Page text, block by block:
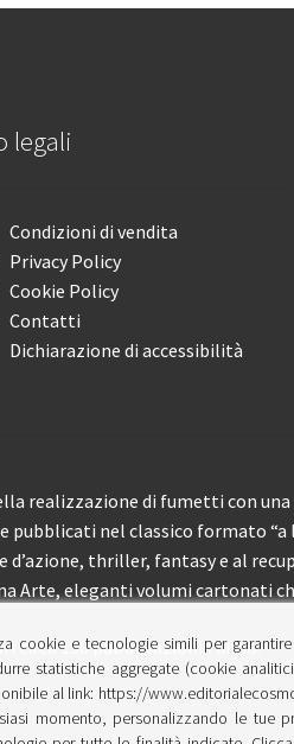
legali
Condizioni di vendita
Privacy Policy
Cookie Policy
Contatti
Dichiarazione di accessibilità
realizzazione di fumetti con
pubblicati nel classico formato
thriller, fantasy e al
Arte, eleganti volumi cartonati
circa 150 pubblicazioni l’anno.
cookie e tecnologie simili per
statistiche aggregate (cookie
al link: https://
momento, personalizzando le tue